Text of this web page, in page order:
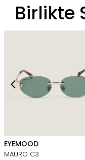
Birlikte
EYEMOOD
MAURO C3